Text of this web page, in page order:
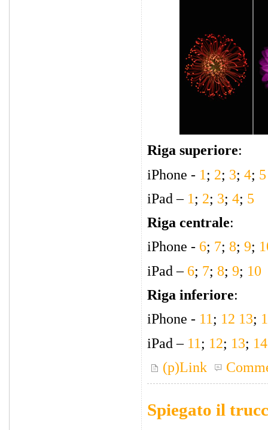
Riga superiore:
iPhone - 1 ; 2; 3; 4; 5
iPad – 1 ; 2; 3; 4; 5
Riga centrale:
iPhone - 6; 7; 8; 9;
iPad – 6; 7; 8; 9; 10
Riga inferiore:
iPhone - 11; 12 13;
iPad – 11 ; 12; 13; 14
(p)Link
Spiegato il